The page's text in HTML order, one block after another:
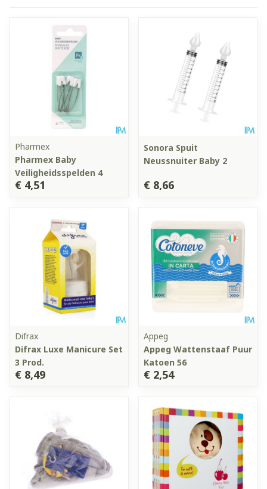
Pharmex
Pharmex Baby
Veiligheidsspelden 4
€ 4,51
Sonora Spuit
Neussnuiter Baby 2
€ 8,66
Difrax
Difrax Luxe Manicure Set
3 Prod.
€ 8,49
Appeg
Appeg Wattenstaaf Puur
Katoen 56
€ 2,54